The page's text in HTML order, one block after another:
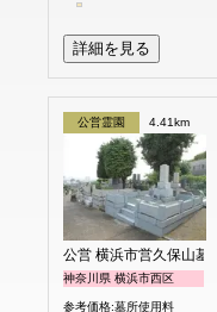
詳細を見る
公営霊園 4.41km
公営 横浜市営久保山墓地
神奈川県 横浜市西区
参考価格:墓所使用料